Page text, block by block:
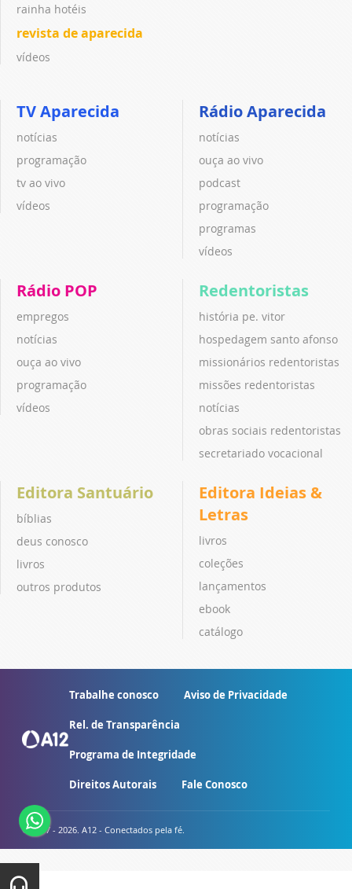
rainha hotéis
revista de aparecida
vídeos
TV Aparecida
notícias
programação
tv ao vivo
vídeos
Rádio Aparecida
notícias
ouça ao vivo
podcast
programação
programas
vídeos
Rádio POP
empregos
notícias
ouça ao vivo
programação
vídeos
Redentoristas
história pe. vitor
hospedagem santo afonso
missionários redentoristas
missões redentoristas
notícias
obras sociais redentoristas
secretariado vocacional
Editora Santuário
bíblias
deus conosco
livros
outros produtos
Editora Ideias &
Letras
livros
coleções
lançamentos
ebook
catálogo
Trabalhe conosco Aviso de Privacidade
Rel. de Transparência
Programa de Integridade
Direitos Autorais Fale Conosco
© 2007 - 2026. A12 - Conectados pela fé.